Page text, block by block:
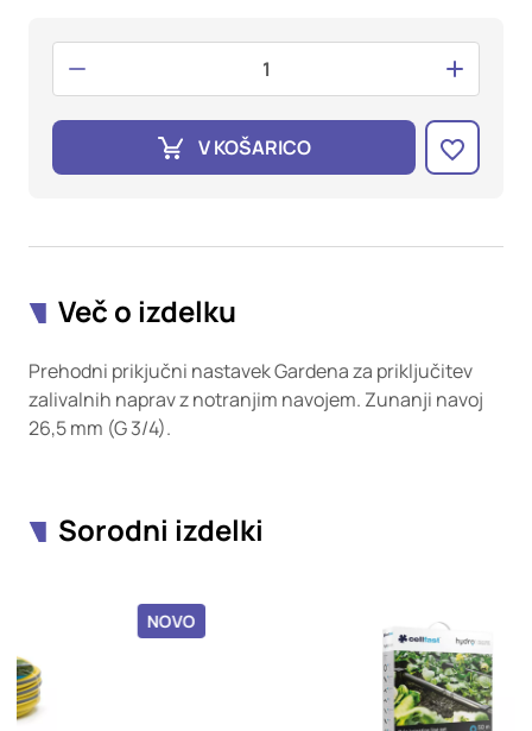
V KOŠARICO
Več o izdelku
Prehodni prikjučni nastavek Gardena za priključitev
zalivalnih naprav z notranjim navojem. Zunanji navoj
26,5 mm (G 3/4).
Sorodni izdelki
edinstveno prepoznavanje vašega brskalnika in naprave. Če
zavrnete uporabo teh piškotkov, ne boste deležni našega
ciljnega spletnega oglaševanja.